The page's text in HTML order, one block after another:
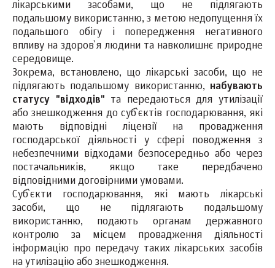
лікарськими засобами, що не підлягають
подальшому використанню, з метою недопущення їх
подальшого обігу і попередження негативного
впливу на здоров`я людини та навколишнє природне
середовище.
Зокрема, встановлено, що лікарські засоби, що не
підлягають подальшому використанню, набувають
статусу "відходів" та передаються для утилізації
або знешкодження до суб`єктів господарювання, які
мають відповідні ліцензії на провадження
господарської діяльності у сфері поводження з
небезпечними відходами безпосередньо або через
постачальників, якщо таке передбачено
відповідними договірними умовами.
Суб`єкти господарювання, які мають лікарські
засоби, що не підлягають подальшому
використанню, подають органам державного
контролю за місцем провадження діяльності
інформацію про передачу таких лікарських засобів
на утилізацію або знешкодження.